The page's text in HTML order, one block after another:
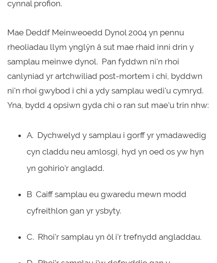
cynnal profion.
Mae Deddf Meinweoedd Dynol 2004 yn pennu
rheoliadau llym ynglŷn â sut mae rhaid inni drin y
samplau meinwe dynol. Pan fyddwn ni'n rhoi
canlyniad yr artchwiliad post-mortem i chi, byddwn
ni'n rhoi gwybod i chi a ydy samplau wedi'u cymryd.
Yna, bydd 4 opsiwn gyda chi o ran sut mae'u trin nhw:
A. Dychwelyd y samplau i gorff yr ymadawedig
cyn claddu neu amlosgi, hyd yn oed os yw hyn
yn gohirio'r angladd.
B Caiff samplau eu gwaredu mewn modd
cyfreithlon gan yr ysbyty.
C. Rhoi'r samplau yn ôl i'r trefnydd angladdau.